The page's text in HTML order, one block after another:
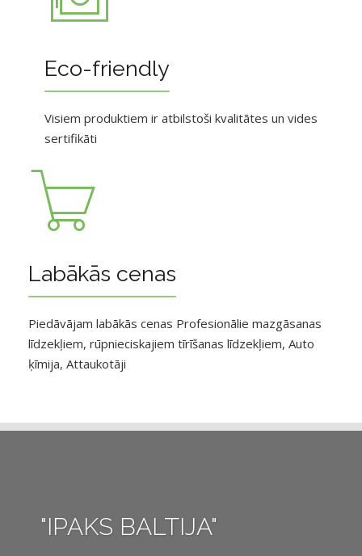
Eco-friendly
Visiem produktiem ir atbilstoši kvalitātes un vides
sertifikāti
Labākās cenas
Piedāvājam labākās cenas Profesionālie mazgāsanas
līdzekļiem, rūpnieciskajiem tīrīšanas līdzekļiem, Auto
ķīmija, Attaukotāji
"IPAKS BALTIJA"